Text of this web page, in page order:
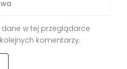
w tej przeglądarce
komentarzy.